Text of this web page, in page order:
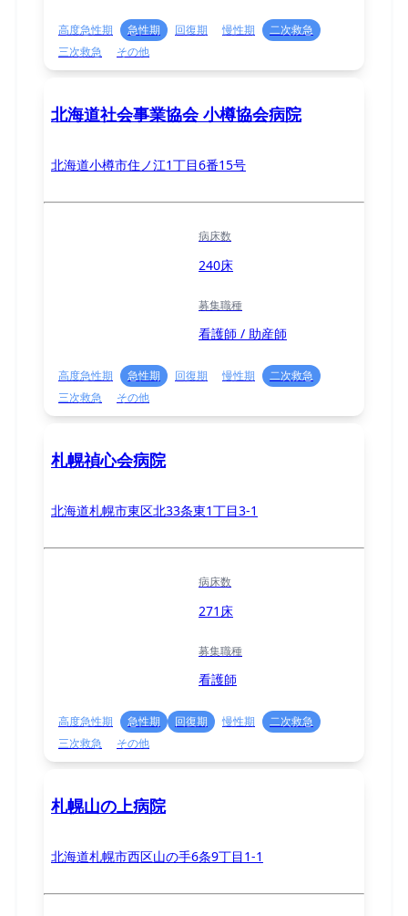
高度急性期 急性期 回復期 慢性期
二次救急
三次救急
その他
北海道社会事業協会 小樽協会病院
北海道小樽市住ノ江1丁目6番15号
病床数
240床
募集職種
看護師 / 助産師
高度急性期 急性期 回復期 慢性期
二次救急
三次救急
その他
札幌禎心会病院
北海道札幌市東区北33条東1丁目3-1
病床数
271床
募集職種
看護師
高度急性期 急性期 回復期 慢性期
二次救急
三次救急
その他
札幌山の上病院
北海道札幌市西区山の手6条9丁目1-1